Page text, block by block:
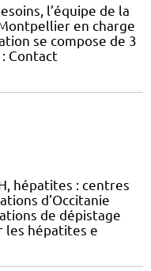
l’équipe de la
en charge
se compose de 3
Contact
hépatites : centres
d'Occitanie
de dépistage
les hépatites e